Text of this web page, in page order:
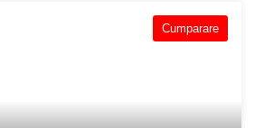
Cumparare